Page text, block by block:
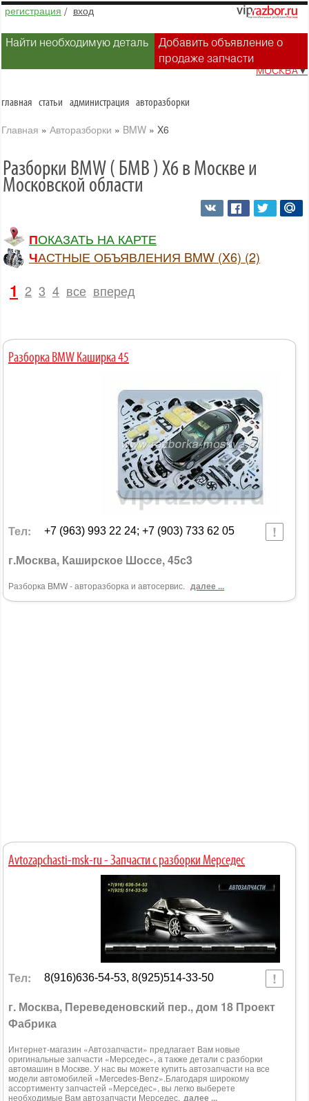
регистрация / вход
Найти необходимую деталь
Добавить объявление о
продаже запчасти
МОСКВА▼
главная статьи администрация авторазборки
Главная » Авторазборки » BMW » X6
Разборки BMW ( БМВ ) X6 в Москве и
Московской области
ПОКАЗАТЬ НА КАРТЕ
ЧАСТНЫЕ ОБЪЯВЛЕНИЯ BMW (X6) (2)
1 2 3 4 все вперед
Разборка BMW Каширка 45
Тел: +7 (963) 993 22 24; +7 (903) 733 62 05
г.Москва, Каширское Шоссе, 45с3
Разборка BMW - авторазборка и автосервис. далее ...
Avtozapchasti-msk-ru - Запчасти с разборки Мерседес
Тел: 8(916)636-54-53, 8(925)514-33-50
г. Москва, Переведеновский пер., дом 18 Проект
Фабрика
Интернет-магазин «Автозапчасти» предлагает Вам новые
оригинальные запчасти «Мерседес», а также детали с разборки
автомашин в Москве. У нас вы можете купить автозапчасти на все
модели автомобилей «Mercedes-Benz».Благодаря широкому
ассортименту запчастей «Мерседес», вы легко выберете
необходимые Вам автозапчасти Мерседес. далее ...